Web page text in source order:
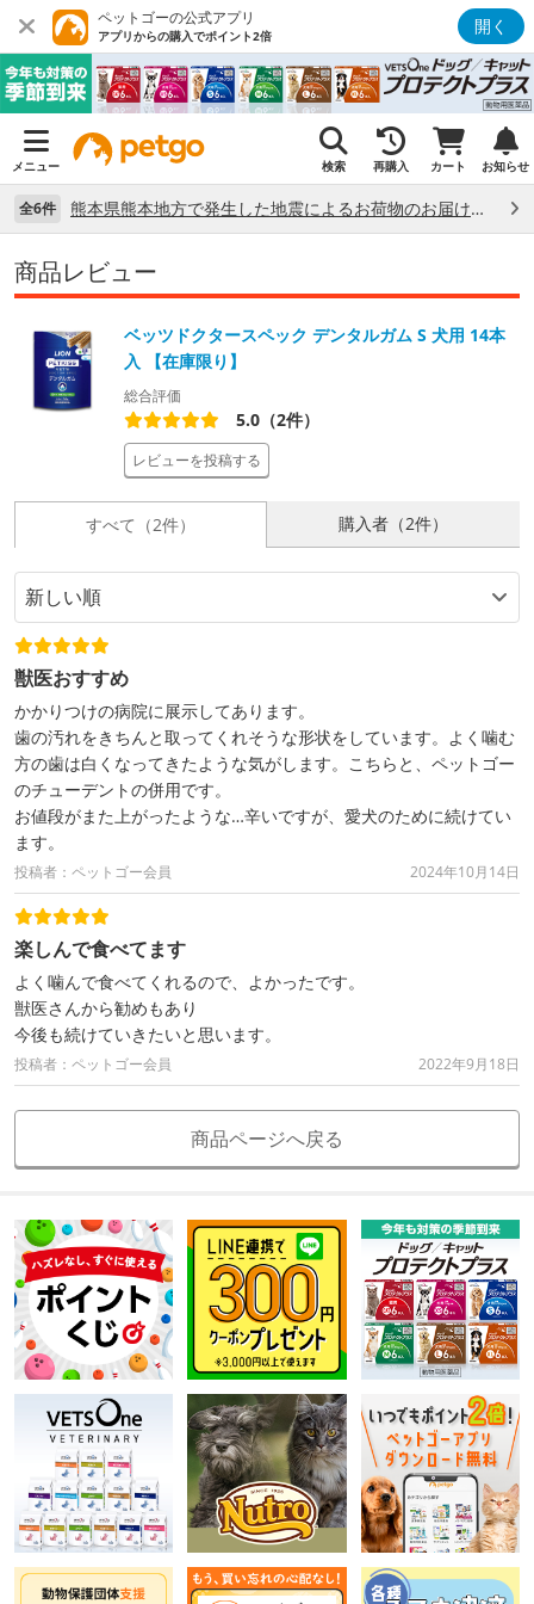
ペットゴーの公式アプリ
アプリからの購入でポイント2倍 開く
メニュー 検索 再購入 カート お知らせ
全6件 熊本県熊本地方で発生した地震によるお荷物のお届け状況について （7/28）
商品レビュー
ベッツドクタースペック デンタルガム S 犬用 14本
入 【在庫限り】
総合評価
5.0（2件）
レビューを投稿する
すべて（2件） 購入者（2件）
獣医おすすめ
かかりつけの病院に展示してあります。
歯の汚れをきちんと取ってくれそうな形状をしています。よく噛む
方の歯は白くなってきたような気がします。こちらと、ペットゴー
のチューデントの併用です。
お値段がまた上がったような…辛いですが、愛犬のために続けてい
ます。
投稿者：ペットゴー会員 2024年10月14日
楽しんで食べてます
よく噛んで食べてくれるので、よかったです。
獣医さんから勧めもあり
今後も続けていきたいと思います。
投稿者：ペットゴー会員 2022年9月18日
商品ページへ戻る